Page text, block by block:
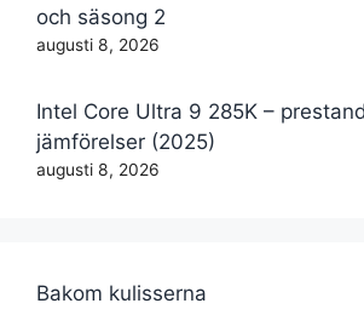
och säsong 2
augusti 8, 2026
Intel Core Ultra 9 285K –
jämförelser (2025)
augusti 8, 2026
Bakom kulisserna